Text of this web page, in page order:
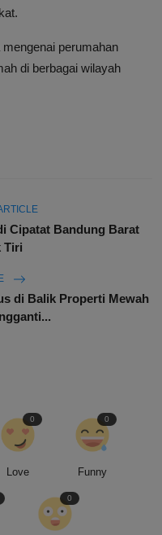
perumahan
di berbagai wilayah
Cipatat Bandung Barat
Tiri
di Balik Properti Mewah
Love
0
Funny
0
0